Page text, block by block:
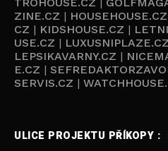
ZINE.CZ | HOUSEHOUSE.CZ
CZ | KIDSHOUSE.CZ |
USE.CZ | LUXUSNIPLAZE.CZ
LEPSIKAVARNY.CZ |
E.CZ |
SERVIS.CZ |
ULICE PROJEKTU PŘÍKOPY :